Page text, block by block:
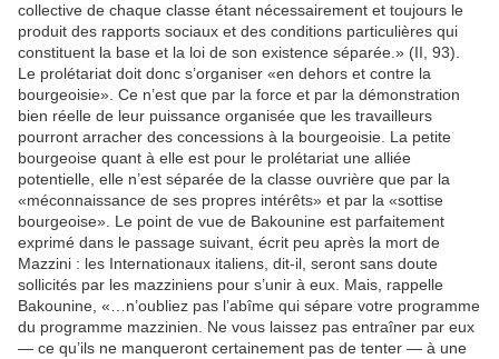
collective de chaque classe étant nécessairement et toujours le
produit des rapports sociaux et des conditions particulières qui
constituent la base et la loi de son existence séparée.» (II, 93).
Le prolétariat doit donc s’organiser «en dehors et contre la
bourgeoisie». Ce n’est que par la force et par la démonstration
bien réelle de leur puissance organisée que les travailleurs
pourront arracher des concessions à la bourgeoisie. La petite
bourgeoise quant à elle est pour le prolétariat une alliée
potentielle, elle n’est séparée de la classe ouvrière que par la
«méconnaissance de ses propres intérêts» et par la «sottise
bourgeoise». Le point de vue de Bakounine est parfaitement
exprimé dans le passage suivant, écrit peu après la mort de
Mazzini : les Internationaux italiens, dit-il, seront sans doute
sollicités par les mazziniens pour s’unir à eux. Mais, rappelle
Bakounine, «…n’oubliez pas l’abîme qui sépare votre programme
du programme mazzinien. Ne vous laissez pas entraîner par eux
— ce qu’ils ne manqueront certainement pas de tenter — à une